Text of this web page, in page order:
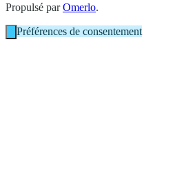
Propulsé parOmerlo.
Préférences de consentement